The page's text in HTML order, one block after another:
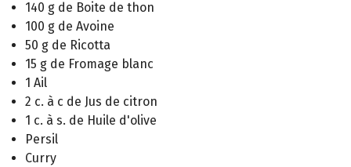
140 g de Boite de thon
100 g de Avoine
50 g de Ricotta
15 g de Fromage blanc
1 Ail
2 c. à c de Jus de citron
1 c. à s. de Huile d'olive
Persil
Curry